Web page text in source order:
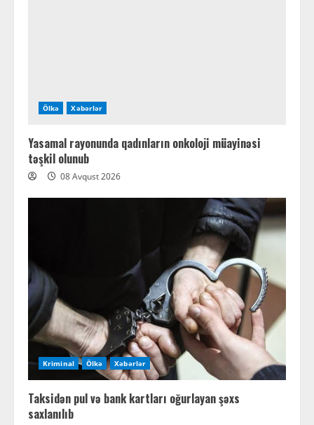
Ölkə Xəbərlər
Yasamal rayonunda qadınların onkoloji müayinəsi
təşkil olunub
08 Avqust 2026
Kriminal Ölkə Xəbərlər
Taksidən pul və bank kartları oğurlayan şəxs
saxlanılıb